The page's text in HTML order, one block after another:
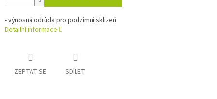
- výnosná odrůda pro podzimní sklizeň
Detailní informace
ZEPTAT SE SDÍLET